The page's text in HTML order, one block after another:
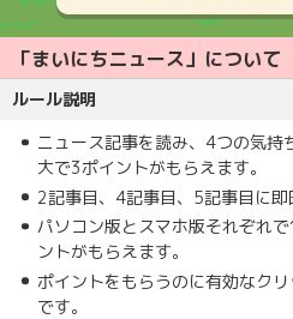
「まいにちニュース」について
ルール説明
ニュース記事を読み、4つの気持
大で3ポイントがもらえます。
2記事目、4記事目、5記事目に即
パソコン版とスマホ版それぞれ
ントがもらえます。
ポイントをもらうのに有効なク
です。